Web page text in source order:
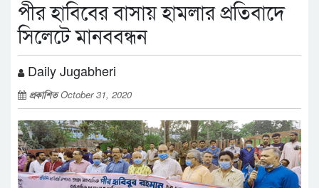
পীর হাবিবের বাসায় হামলার প্রতিবাদে
সিলেটে মানববন্ধন
Daily Jugabheri
প্রকাশিতOctober 31, 2020